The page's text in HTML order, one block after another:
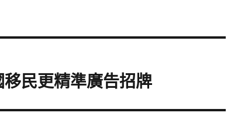
民更精準廣告招牌